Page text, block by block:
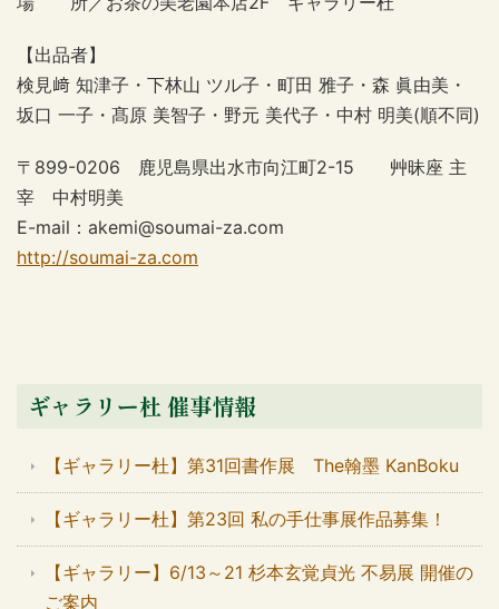
【出品者】
検見﨑 知津子・下林山 ツル子・町田 雅子・森 眞由美・
坂口 一子・髙原 美智子・野元 美代子・中村 明美(順不同)
〒899-0206 鹿児島県出水市向江町2-15 艸昧座 主
宰 中村明美
E-mail：akemi@soumai-za.com
http://soumai-za.com
ギャラリー杜 催事情報
【ギャラリー杜】第31回書作展 The翰墨 KanBoku
【ギャラリー杜】第23回 私の手仕事展作品募集！
【ギャラリー】6/13～21 杉本玄覚貞光 不易展 開催の
ご案内